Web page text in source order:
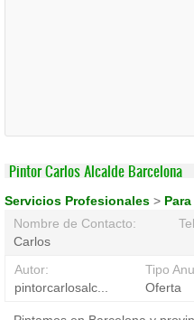
Pintor Carlos Alcalde Barcelona
Servicios Profesionales >
Nombre de Contacto:
Carlos
Autor:
pintorcarlosalc...
Tipo
Oferta